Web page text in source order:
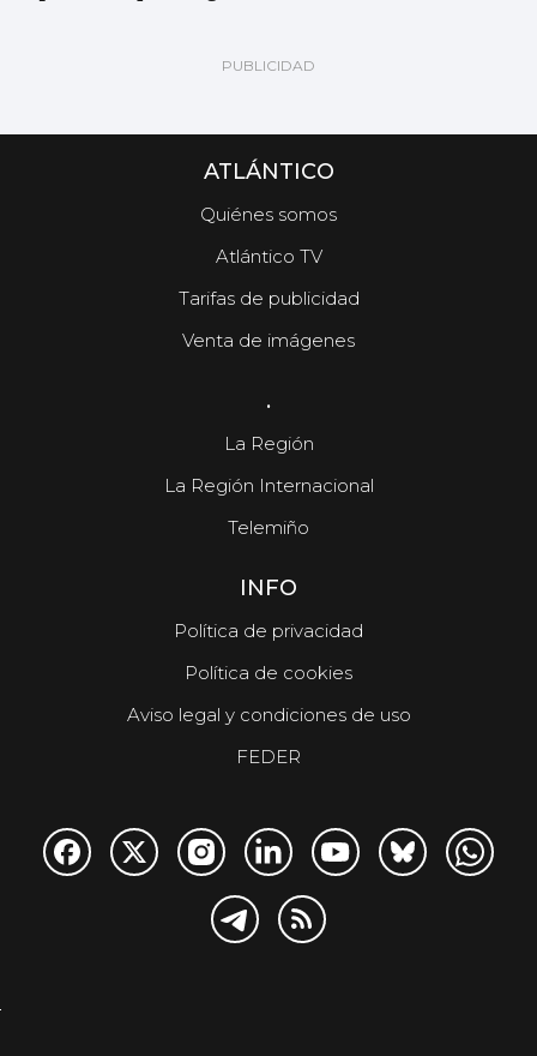
ATLÁNTICO
Quiénes somos
Atlántico TV
Tarifas de publicidad
Venta de imágenes
.
La Región
La Región Internacional
Telemiño
INFO
Política de privacidad
Política de cookies
Aviso legal y condiciones de uso
FEDER